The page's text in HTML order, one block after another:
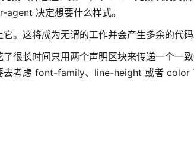
决定想要什么样式。
。这将成为无谓的工作并会产生多余的代码
很长时间只用两个声明区块来传递一个一
去考虑 font-family、line-height 或者 color